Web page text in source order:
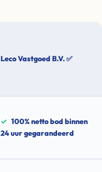
Leco Vastgoed B.V. ✅
✓ 100% netto bod binnen
24 uur gegarandeerd